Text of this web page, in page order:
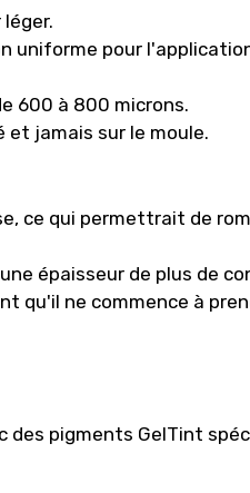
pour
600 à 800 microns.
jamais sur le moule.
ce qui permettrait de
épaisseur de plus de
qu'il ne commence à
pigments GelTint